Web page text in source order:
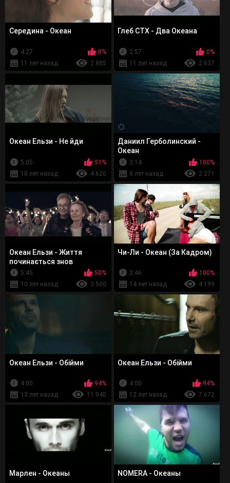
Середина - Океан
4:27
0%
11 лет назад
2 885
Глеб СТХ - Два Океана
2:57
0%
11 лет назад
2 637
Океан Ельзи - Не йди
5:05
91%
10 лет назад
4 620
Даниил Герболинский -
Океан
3:14
100%
8 лет назад
2 271
Океан Ельзи - Життя
починається знов
5:45
50%
10 лет назад
3 500
Чи-Ли - Океан (За Кадром)
2:46
100%
14 лет назад
4 199
Океан Ельзи - Обiйми
4:00
94%
13 лет назад
11 040
Океан Ельзи - Обійми
4:00
94%
12 лет назад
7 672
Марлен - Океаны NOMERA - Океаны